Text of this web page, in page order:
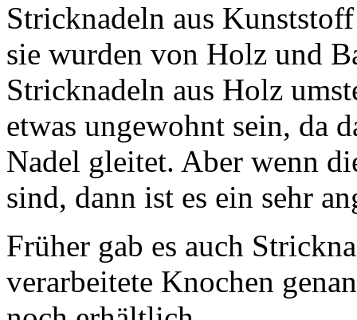
Stricknadeln aus
sie wurden von Holz und
Stricknadeln aus Holz
etwas ungewohnt sein, da
Nadel gleitet. Aber wenn
sind, dann ist es ein sehr
Früher gab es auch
verarbeitete Knochen